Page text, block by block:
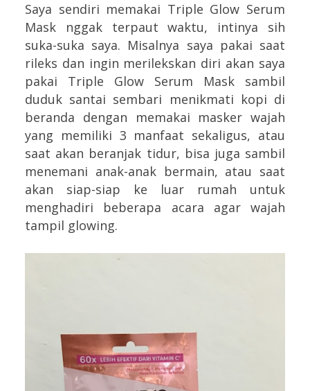
Saya sendiri memakai Triple Glow Serum
Mask nggak terpaut waktu, intinya sih
suka-suka saya. Misalnya saya pakai saat
rileks dan ingin merilekskan diri akan saya
pakai Triple Glow Serum Mask sambil
duduk santai sembari menikmati kopi di
beranda dengan memakai masker wajah
yang memiliki 3 manfaat sekaligus, atau
saat akan beranjak tidur, bisa juga sambil
menemani anak-anak bermain, atau saat
akan siap-siap ke luar rumah untuk
menghadiri beberapa acara agar wajah
tampil glowing.